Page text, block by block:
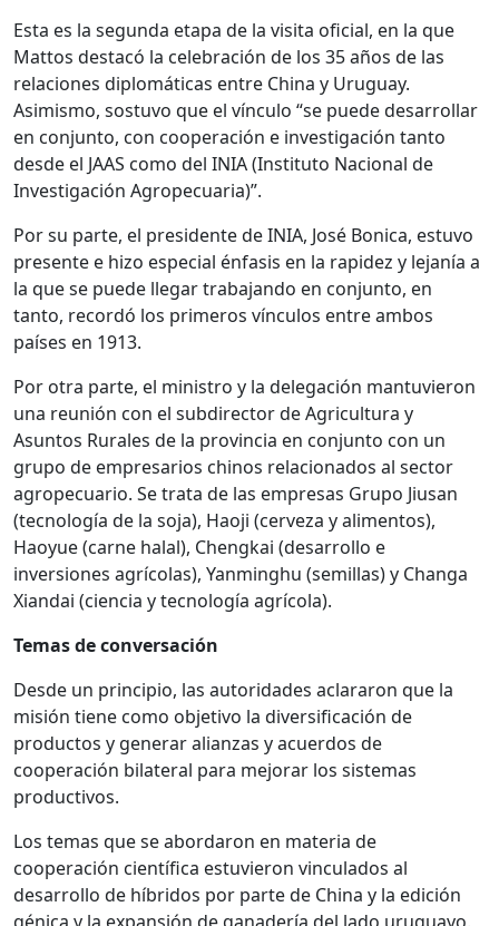
Esta es la segunda etapa de la visita oficial, en la que
Mattos destacó la celebración de los 35 años de las
relaciones diplomáticas entre China y Uruguay.
Asimismo, sostuvo que el vínculo “se puede desarrollar
en conjunto, con cooperación e investigación tanto
desde el JAAS como del INIA (Instituto Nacional de
Investigación Agropecuaria)”.
Por su parte, el presidente de INIA, José Bonica, estuvo
presente e hizo especial énfasis en la rapidez y lejanía a
la que se puede llegar trabajando en conjunto, en
tanto, recordó los primeros vínculos entre ambos
países en 1913.
Por otra parte, el ministro y la delegación mantuvieron
una reunión con el subdirector de Agricultura y
Asuntos Rurales de la provincia en conjunto con un
grupo de empresarios chinos relacionados al sector
agropecuario. Se trata de las empresas Grupo Jiusan
(tecnología de la soja), Haoji (cerveza y alimentos),
Haoyue (carne halal), Chengkai (desarrollo e
inversiones agrícolas), Yanminghu (semillas) y Changa
Xiandai (ciencia y tecnología agrícola).
Temas de conversación
Desde un principio, las autoridades aclararon que la
misión tiene como objetivo la diversificación de
productos y generar alianzas y acuerdos de
cooperación bilateral para mejorar los sistemas
productivos.
Los temas que se abordaron en materia de
cooperación científica estuvieron vinculados al
desarrollo de híbridos por parte de China y la edición